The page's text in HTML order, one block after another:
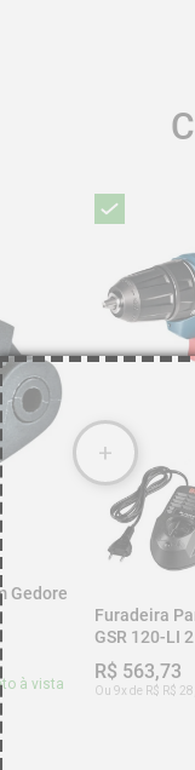
Gedore
à vista
Furadeira
GSR 120-LI 2
R$ 563,73
Ou 9x de R$ R$